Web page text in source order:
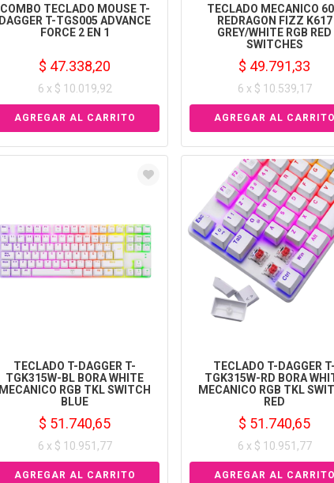
COMBO TECLADO MOUSE T-
DAGGER T-TGS005 ADVANCE
FORCE 2 EN 1
$ 47.338,20
6 x $ 10.019,92
TECLADO MECANICO
REDRAGON FIZZ K617
GREY/WHITE RGB RED
SWITCHES
$ 49.791,33
6 x $ 10.539,17
TECLADO T-DAGGER T-
TGK315W-BL BORA WHITE
MECANICO RGB TKL SWITCH
BLUE
$ 51.740,65
6 x $ 10.951,77
TECLADO T-DAGGER T-
TGK315W-RD BORA
MECANICO RGB TKL
RED
$ 51.740,65
6 x $ 10.951,77